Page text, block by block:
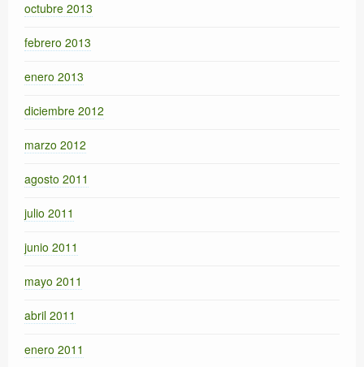
octubre 2013
febrero 2013
enero 2013
diciembre 2012
marzo 2012
agosto 2011
julio 2011
junio 2011
mayo 2011
abril 2011
enero 2011